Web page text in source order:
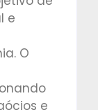
e
O
e